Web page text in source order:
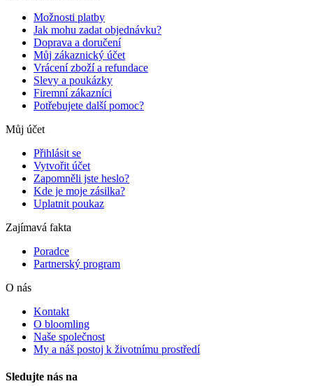
Možnosti platby
Jak mohu zadat objednávku?
Doprava a doručení
Můj zákaznický účet
Vrácení zboží a refundace
Slevy a poukázky
Firemní zákazníci
Potřebujete další pomoc?
Můj účet
Přihlásit se
Vytvořit účet
Zapomněli jste heslo?
Kde je moje zásilka?
Uplatnit poukaz
Zajímavá fakta
Poradce
Partnerský program
O nás
Kontakt
O bloomling
Naše společnost
My a náš postoj k životnímu prostředí
Sledujte nás na